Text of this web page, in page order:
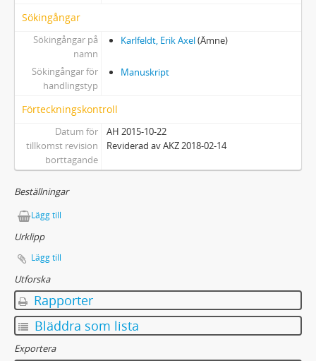
Sökingångar
Sökingångar på
namn
Karlfeldt, Erik Axel(Ämne)
Sökingångar för
handlingstyp
Manuskript
Förteckningskontroll
Datum för
tillkomst revision
borttagande
AH 2015-10-22
Reviderad av AKZ 2018-02-14
Beställningar
Lägg till
Urklipp
Lägg till
Utforska
Rapporter
Bläddra som lista
Exportera